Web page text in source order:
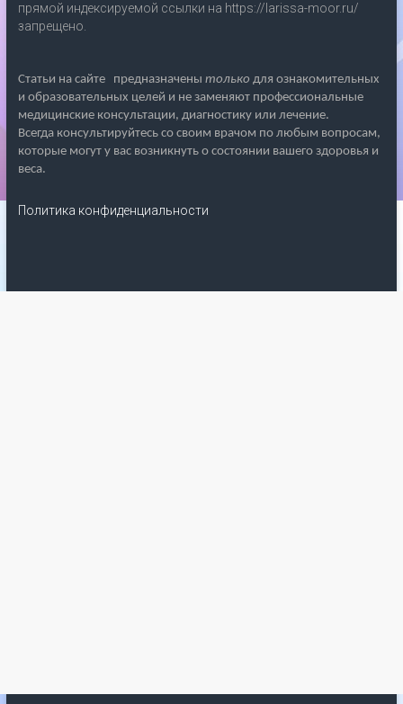
прямой индексируемой ссылки на https://larissa-moor.ru/
запрещено.
Статьи на сайте предназначены только для ознакомительных
и образовательных целей и не заменяют профессиональные
медицинские консультации, диагностику или лечение.
Всегда консультируйтесь со своим врачом по любым вопросам,
которые могут у вас возникнуть о состоянии вашего здоровья и
веса.
Политика конфиденциальности